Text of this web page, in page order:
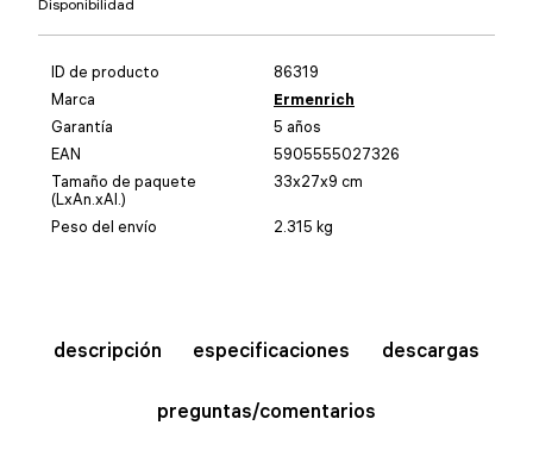
Disponibilidad
ID de producto
86319
Marca
Ermenrich
Garantía
5 años
EAN
5905555027326
Tamaño de paquete
(LxAn.xAl.)
33x27x9 cm
Peso del envío 2.315 kg
descripción especificaciones descargas
preguntas/comentarios